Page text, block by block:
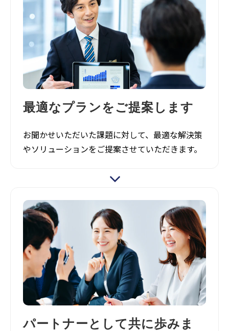
最適なプランをご提案します
お聞かせいただいた課題に対して、最適な解決策
やソリューションをご提案させていただきます。
パートナーとして共に歩みま